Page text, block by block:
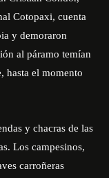
Cotopaxi, cuenta
y demoraron
al páramo temían
hasta el momento
y chacras de las
Los campesinos,
carroñeras